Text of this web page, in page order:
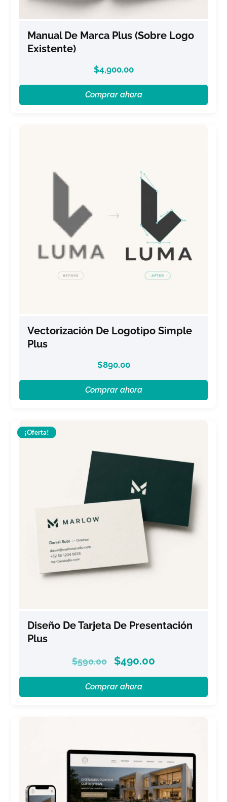
Manual De Marca Plus (sobre Logo
Existente)
$4,900.00
Comprar ahora
Vectorización De Logotipo Simple
Plus
$890.00
Comprar ahora
¡Oferta!
Diseño De Tarjeta De Presentación
Plus
$590.00 $490.00
Comprar ahora